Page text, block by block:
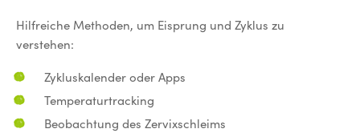
Hilfreiche Methoden, um Eisprung und Zyklus zu
verstehen:
Zykluskalender oder Apps
Temperaturtracking
Beobachtung des Zervixschleims